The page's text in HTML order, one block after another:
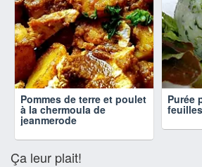
Pommes de terre et poulet
à la chermoula de
jeanmerode
Purée
Ça leur plait!